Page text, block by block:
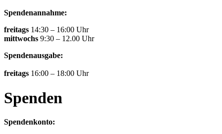
Spendenannahme:
freitags 14:30 – 16:00 Uhr
mittwochs 9:30 – 12.00 Uhr
Spendenausgabe:
freitags 16:00 – 18:00 Uhr
Spenden
Spendenkonto: